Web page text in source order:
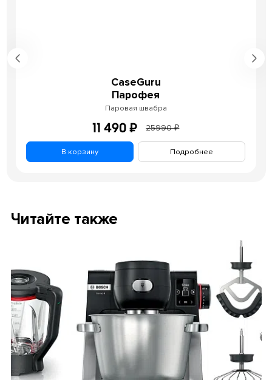
CaseGuru
Парофея
Паровая швабра
25990 ₽
11 490 ₽
В корзину Подробнее
Читайте также